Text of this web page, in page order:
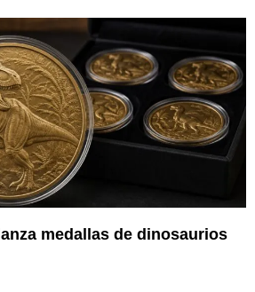
medallas de dinosaurios